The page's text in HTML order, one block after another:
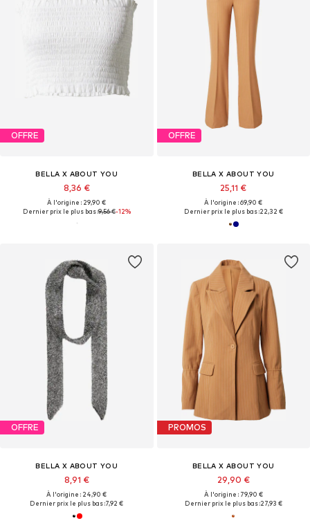
OFFRE
BELLA X ABOUT YOU
8,36 €
À l'origine : 29,90 €
Dernier prix le plus bas :9,56 €-12%
OFFRE
BELLA X ABOUT YOU
25,11 €
À l'origine : 69,90 €
Dernier prix le plus bas :22,32 €
OFFRE
BELLA X ABOUT YOU
8,91 €
À l'origine : 24,90 €
Dernier prix le plus bas :7,92 €
PROMOS
BELLA X ABOUT YOU
29,90 €
À l'origine : 79,90 €
Dernier prix le plus bas :27,93 €